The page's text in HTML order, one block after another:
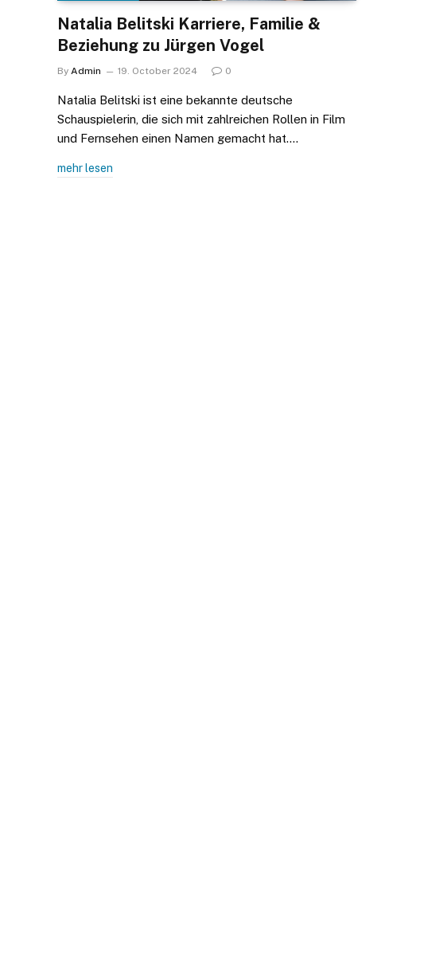
Natalia Belitski Karriere, Familie &
Beziehung zu Jürgen Vogel
By Admin 19. October 2024 0
Natalia Belitski ist eine bekannte deutsche
Schauspielerin, die sich mit zahlreichen Rollen in Film
und Fernsehen einen Namen gemacht hat.…
mehr lesen